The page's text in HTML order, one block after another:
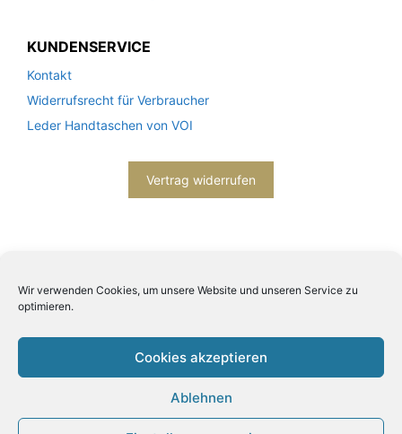
Wir verwenden Cookies, um unsere Website und unseren Service zu
optimieren.
Cookies akzeptieren
Ablehnen
KUNDENSERVICE
Kontakt
Widerrufsrecht für Verbraucher
Leder Handtaschen von VOI
Vertrag widerrufen
2026© Engels mode schmuck -Datenschutzerklärung
Impressum- Bitte beachten Sie unsere